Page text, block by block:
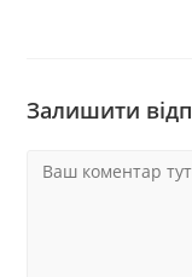
Залишити